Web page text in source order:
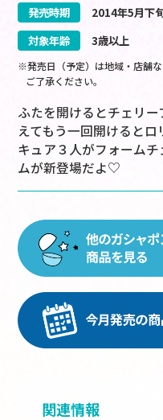
発売時期
2014年5月下
対象年齢
3歳以上
※発売日（予定）は地域・店舗
ご了承ください。
ふたを開けるとチェリ
えてもう一回開けると
キュア３人がフォーム
ムが新登場だよ♡
関連情報